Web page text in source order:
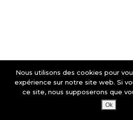
Nous utilisons des cookies pour
expérience sur notre site web. Si
ce site, nous supposerons que
Ok